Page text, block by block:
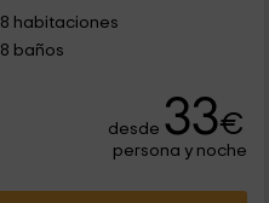
8 habitaciones
8 baños
desde 33€
persona y noche